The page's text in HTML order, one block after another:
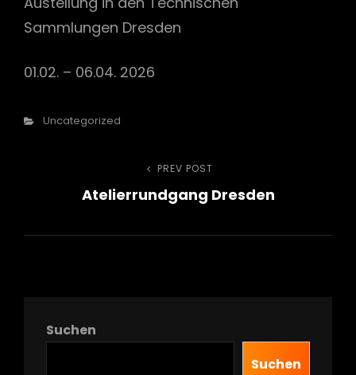
Sammlungen Dresden
01.02. – 06.04. 2026
Categories
Uncategorized
Beitragsnavigation
Previous
Post
PREV POST
Atelierrundgang Dresden
Suchen
Suchen